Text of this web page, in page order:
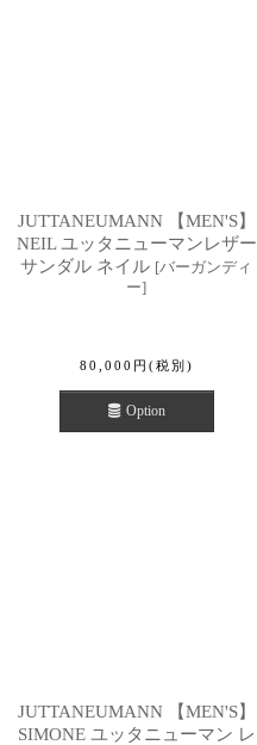
JUTTANEUMANN 【MEN'S】
NEIL ユッタニューマンレザー
サンダル ネイル [バーガンディ
ー]
80,000 円 (税別)
Option
JUTTANEUMANN 【MEN'S】
SIMONE ユッタニューマン レ